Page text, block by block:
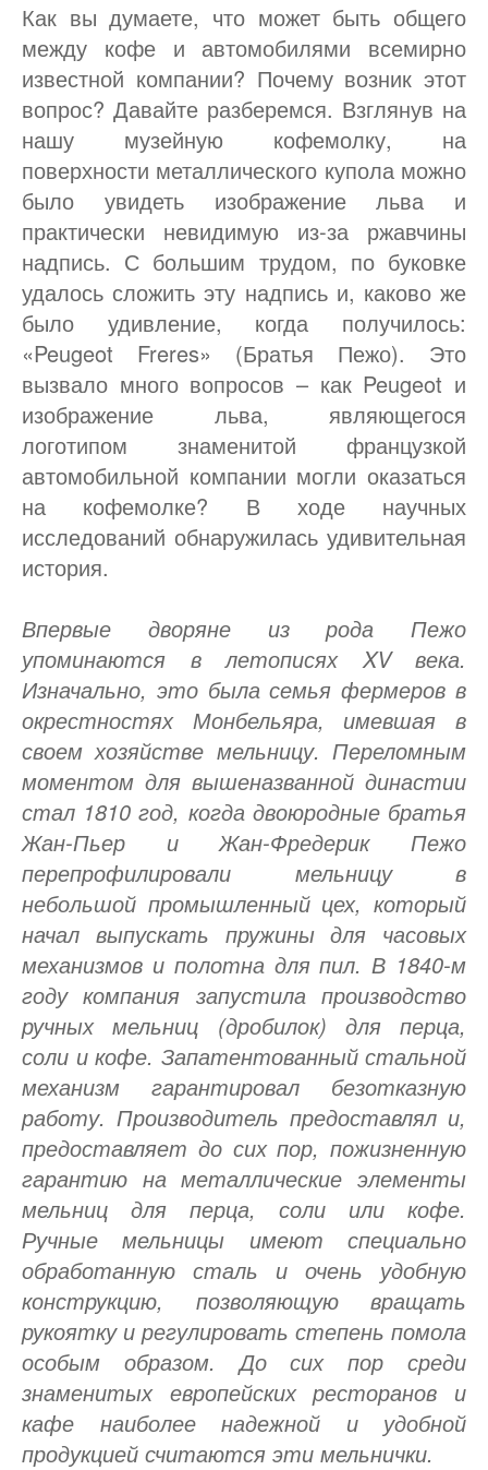
Как вы думаете, что может быть общего
между кофе и автомобилями всемирно
известной компании? Почему возник этот
вопрос? Давайте разберемся. Взглянув на
нашу музейную кофемолку, на
поверхности металлического купола можно
было увидеть изображение льва и
практически невидимую из-за ржавчины
надпись. С большим трудом, по буковке
удалось сложить эту надпись и, каково же
было удивление, когда получилось:
«Peugeot Freres» (Братья Пежо). Это
вызвало много вопросов – как Peugeot и
изображение льва, являющегося
логотипом знаменитой французкой
автомобильной компании могли оказаться
на кофемолке? В ходе научных
исследований обнаружилась удивительная
история.
Впервые дворяне из рода Пежо
упоминаются в летописях XV века.
Изначально, это была семья фермеров в
окрестностях Монбельяра, имевшая в
своем хозяйстве мельницу. Переломным
моментом для вышеназванной династии
стал 1810 год, когда двоюродные братья
Жан-Пьер и Жан-Фредерик Пежо
перепрофилировали мельницу в
небольшой промышленный цех, который
начал выпускать пружины для часовых
механизмов и полотна для пил. В 1840-м
году компания запустила производство
ручных мельниц (дробилок) для перца,
соли и кофе. Запатентованный стальной
механизм гарантировал безотказную
работу. Производитель предоставлял и,
предоставляет до сих пор, пожизненную
гарантию на металлические элементы
мельниц для перца, соли или кофе.
Ручные мельницы имеют специально
обработанную сталь и очень удобную
конструкцию, позволяющую вращать
рукоятку и регулировать степень помола
особым образом. До сих пор среди
знаменитых европейских ресторанов и
кафе наиболее надежной и удобной
продукцией считаются эти мельнички.